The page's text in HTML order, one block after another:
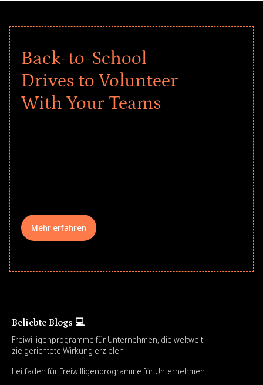
Back-to-School
Drives to Volunteer
With Your Teams
Mehr erfahren
Beliebte Blogs 💻
Freiwilligenprogramme für Unternehmen, die weltweit
zielgerichtete Wirkung erzielen
Leitfaden für Freiwilligenprogramme für Unternehmen